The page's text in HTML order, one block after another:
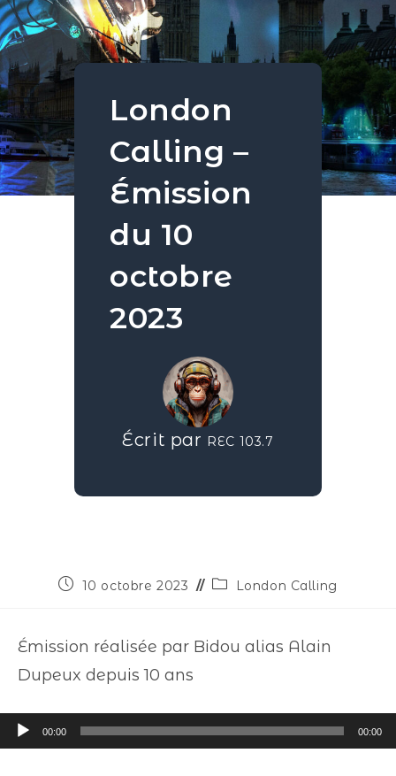
London
Calling –
Émission
du 10
octobre
2023
Écrit par REC 103.7
10 octobre 2023 London Calling
Émission réalisée par Bidou alias Alain
Dupeux depuis 10 ans
Lecteur
audio
00:00 00:00